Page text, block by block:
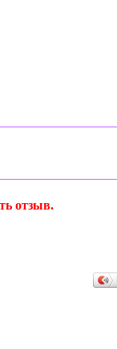
отзыв.